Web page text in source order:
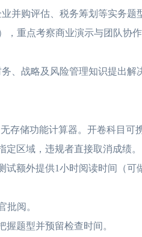
购评估、税务筹划等实务题
重点考察商业演示与团队协作
战略及风险管理知识提出解
储功能计算器。开卷科目可
区域，违规者直接取消成绩。
外提供1小时阅读时间（可
阅。
题型并预留检查时间。